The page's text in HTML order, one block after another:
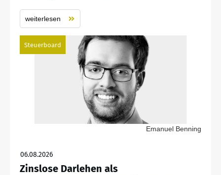
weiterlesen
Steuerboard
Emanuel Benning
06.08.2026
Zinslose Darlehen als